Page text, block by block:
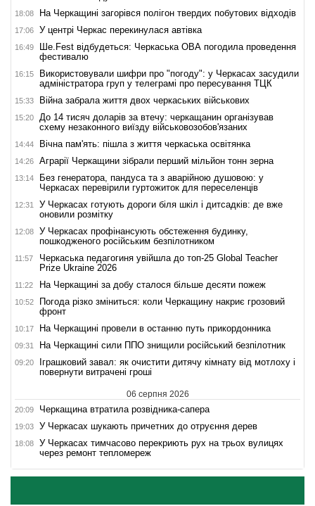
18:08 На Черкащині загорівся полігон твердих побутових відходів
17:06 У центрі Черкас перекинулася автівка
16:49
Ше.Fest відбудеться: Черкаська ОВА погодила проведення
фестивалю
16:15
Використовували шифри про "погоду": у Черкасах засудили
адміністратора груп у телеграмі про пересування ТЦК
15:33 Війна забрала життя двох черкаських військових
15:20
До 14 тисяч доларів за втечу: черкащанин організував
схему незаконного виїзду військовозобов'язаних
14:44 Вічна пам'ять: пішла з життя черкаська освітянка
14:26 Аграрії Черкащини зібрали перший мільйон тонн зерна
13:14
Без генератора, пандуса та з аварійною душовою: у
Черкасах перевірили гуртожиток для переселенців
12:31
У Черкасах готують дороги біля шкіл і дитсадків: де вже
оновили розмітку
12:08
У Черкасах профінансують обстеження будинку,
пошкодженого російським безпілотником
11:57
Черкаська педагогиня увійшла до топ-25 Global Teacher
Prize Ukraine 2026
11:22 На Черкащині за добу сталося більше десяти пожеж
10:52
Погода різко зміниться: коли Черкащину накриє грозовий
фронт
10:17 На Черкащині провели в останню путь прикордонника
09:31 На Черкащині сили ППО знищили російський безпілотник
09:20
Іграшковий завал: як очистити дитячу кімнату від мотлоху і
повернути витрачені гроші
06 серпня 2026
20:09 Черкащина втратила розвідника-сапера
19:03 У Черкасах шукають причетних до отруєння дерев
18:08
У Черкасах тимчасово перекриють рух на трьох вулицях
через ремонт тепломереж